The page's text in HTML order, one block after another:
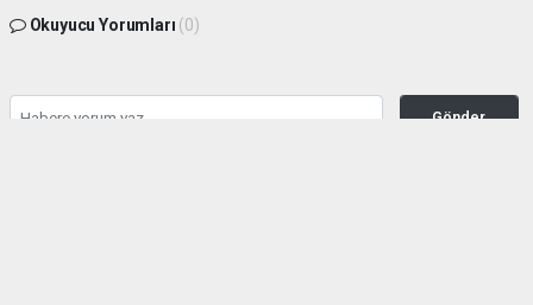
Okuyucu Yorumları (0)
Gönder